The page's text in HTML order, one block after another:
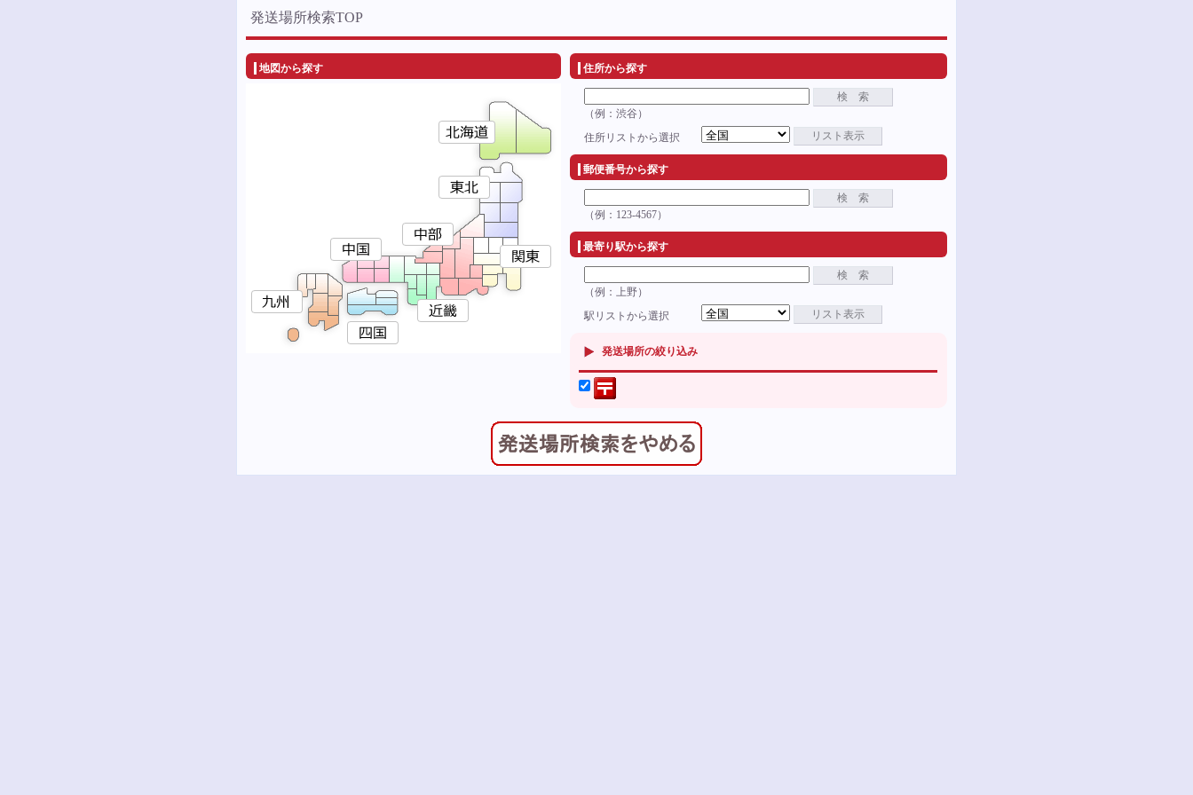
発送場所検索TOP
地図から探す 住所から探す
検 索
（例：渋谷）
住所リストから選択
リスト表示
郵便番号から探す
検 索
（例：123-4567）
最寄り駅から探す
検 索
（例：上野）
駅リストから選択
リスト表示
発送場所の絞り込み